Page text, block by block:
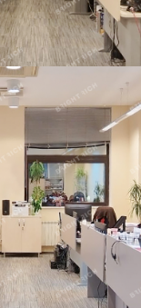
МТ-Телеком,
м в месяц.
Коммунальные
Телефония,
для арендатора.
просмотр в
на объявление
с продавцом